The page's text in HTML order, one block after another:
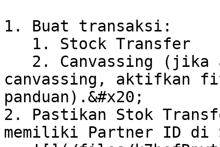
1. Buat transaksi:
canvassing, aktifkan
panduan).&#x20;
2. Pastikan Stok
memiliki Partner ID di